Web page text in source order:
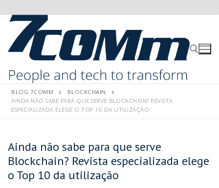
BLOG 7COMM
BLOCKCHAIN
AINDA NÃO SABE PARA QUE SERVE BLOCKCHAIN? REVISTA
ESPECIALIZADA ELEGE O TOP 10 DA UTILIZAÇÃO
Ainda não sabe para que serve
Blockchain? Revista especializada elege
o Top 10 da utilização